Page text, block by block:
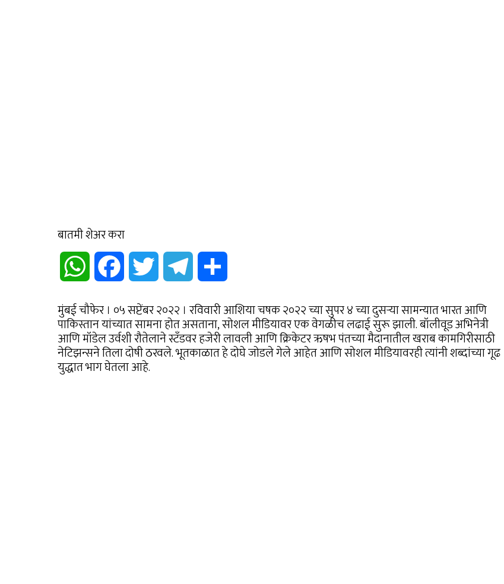
बातमी शेअर करा
WhatsApp Facebook Twitter Telegram
मुंबई चौफेर । ०५ सप्टेंबर २०२२ । रविवारी आशिया चषक २०२२ च्या सुपर ४ च्या दुसर्‍या सामन्यात भारत आणि
पाकिस्तान यांच्यात सामना होत असताना, सोशल मीडियावर एक वेगळीच लढाई सुरू झाली. बॉलीवूड अभिनेत्री
आणि मॉडेल उर्वशी रौतेलाने स्टँडवर हजेरी लावली आणि क्रिकेटर ऋषभ पंतच्या मैदानातील खराब कामगिरीसाठी
नेटिझन्सने तिला दोषी ठरवले. भूतकाळात हे दोघे जोडले गेले आहेत आणि सोशल मीडियावरही त्यांनी शब्दांच्या गूढ
युद्धात भाग घेतला आहे.